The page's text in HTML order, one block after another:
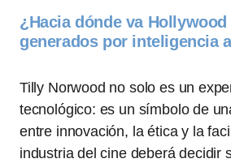
¿Hacia dónde va
generados por inteligencia
Tilly Norwood no solo es un
tecnológico: es un símbolo de
entre innovación, la ética y la
industria del cine deberá decidir